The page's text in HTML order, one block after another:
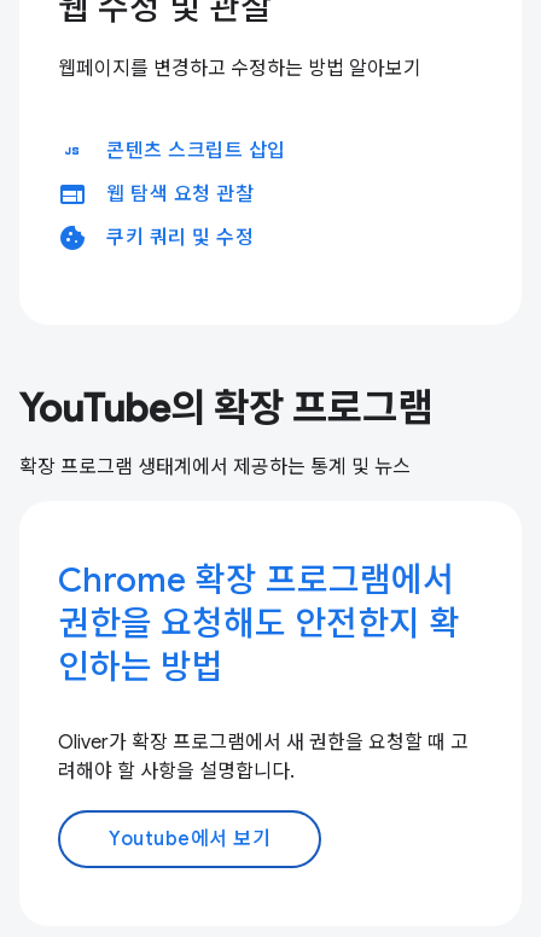
웹페이지를 변경하고 수정하는 방법 알아보기
javascript 콘텐츠 스크립트 삽입
web 웹 탐색 요청 관찰
cookie 쿠키 쿼리 및 수정
YouTube의 확장 프로그램
확장 프로그램 생태계에서 제공하는 통계 및 뉴스
Chrome 확장 프로그램에서
권한을 요청해도 안전한지 확
인하는 방법
Oliver가 확장 프로그램에서 새 권한을 요청할 때 고
려해야 할 사항을 설명합니다.
Youtube에서 보기